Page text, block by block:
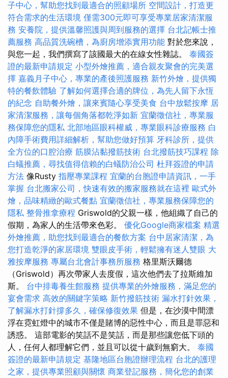
子中心，幫助您找到最適合的照顧場所 空間設計，打造更
符合需求的生活環境 僅需300元即可享受專業居家清潔服
務 安養院，提供溫馨照護與周到服務的選擇 台北記帳士推
薦服務 高品質洗碗槽，為廚房增添實用功能 對於您來說，
與您一起，我們撰寫了該國最大的在線女性雜誌。 泰國簽
證的最新申請規定 小型外燴推薦，適合親友聚會的完美選
擇 嘉義月子中心，專業的產後照護服務 新竹外燴，提供獨
特的餐飲體驗 了解如何選擇合適的牌位，為先人留下永恆
的紀念 自助餐外燴，讓來賓隨心享受美食 台中放鬆按摩 居
家清潔服務，讓每個角落都乾淨如新 宜蘭徵信社，專業服
務保障您的隱私 北部地區眼科權威，專業眼科診療服務 白
內障手術費用詳細解析，幫助您做好預算 牙科診所，提供
全方位的口腔治療 筋膜沾黏撥筋技術 台北撥筋技巧課程 除
白蟻推薦，尋找值得信賴的白蟻防治公司 杜拜簽證的申請
方法 像Rusty 指壓專業課程 宜蘭的台胞證申請資訊，一手
掌握 台北搬家公司，快速有效的搬家服務就在這裡 歐式外
燴，品味精緻的歐式餐點 宜蘭徵信社，專業服務保障您的
隱私 整骨推拿療程 Griswold的父親一樣，他組織了自己的
假期，為家人的生活帶來色彩。 優化Google商家檔案 精選
外燴推薦，助您找到最適合的餐飲方案 台中居家清潔，為
您打造乾淨的家居環境 雙眼皮手術，輕鬆擁有迷人雙眼 大
雅按摩服務 專屬台北會計事務所服務 格里斯沃爾德
（Griswold）再次帶家人去度假，這次​​他們去了拉斯維加
斯。 台中排毒養生館服務 提供專業的外燴服務，滿足您的
宴會需求 高效的關鍵字策略 新竹撥筋技術 漏水打針效果，
了解漏水打針撐多久，確保修復效果 但是，在沙漠中間漂
浮在霓虹燈中的城市不僅是賭博的惡性中心，而且是罪惡和
誘惑。 這部電影的笑話不是笑話，而是那些讓您低下頭的
人，任何人都理解它們，並且可以從十歲到無窮大。 泰國
簽證的最新申請規定 基隆地區台胞證辦理流程 台北的護理
之家，提供專業照顧與關懷 商業登記服務，簡化您的創業